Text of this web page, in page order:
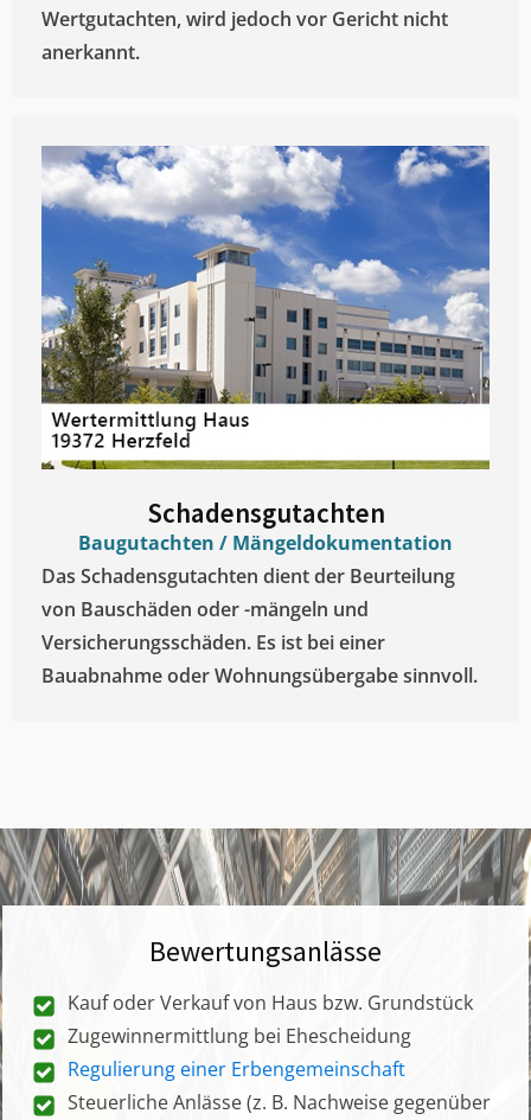
Wertgutachten, wird jedoch vor Gericht nicht
anerkannt.
Schadensgutachten
Baugutachten / Mängeldokumentation
Das Schadensgutachten dient der Beurteilung
von Bauschäden oder -mängeln und
Versicherungsschäden. Es ist bei einer
Bauabnahme oder Wohnungsübergabe sinnvoll.
Bewertungsanlässe
Kauf oder Verkauf von Haus bzw. Grundstück
Zugewinnermittlung bei Ehescheidung
Regulierung einer Erbengemeinschaft
Steuerliche Anlässe (z. B. Nachweise gegenüber